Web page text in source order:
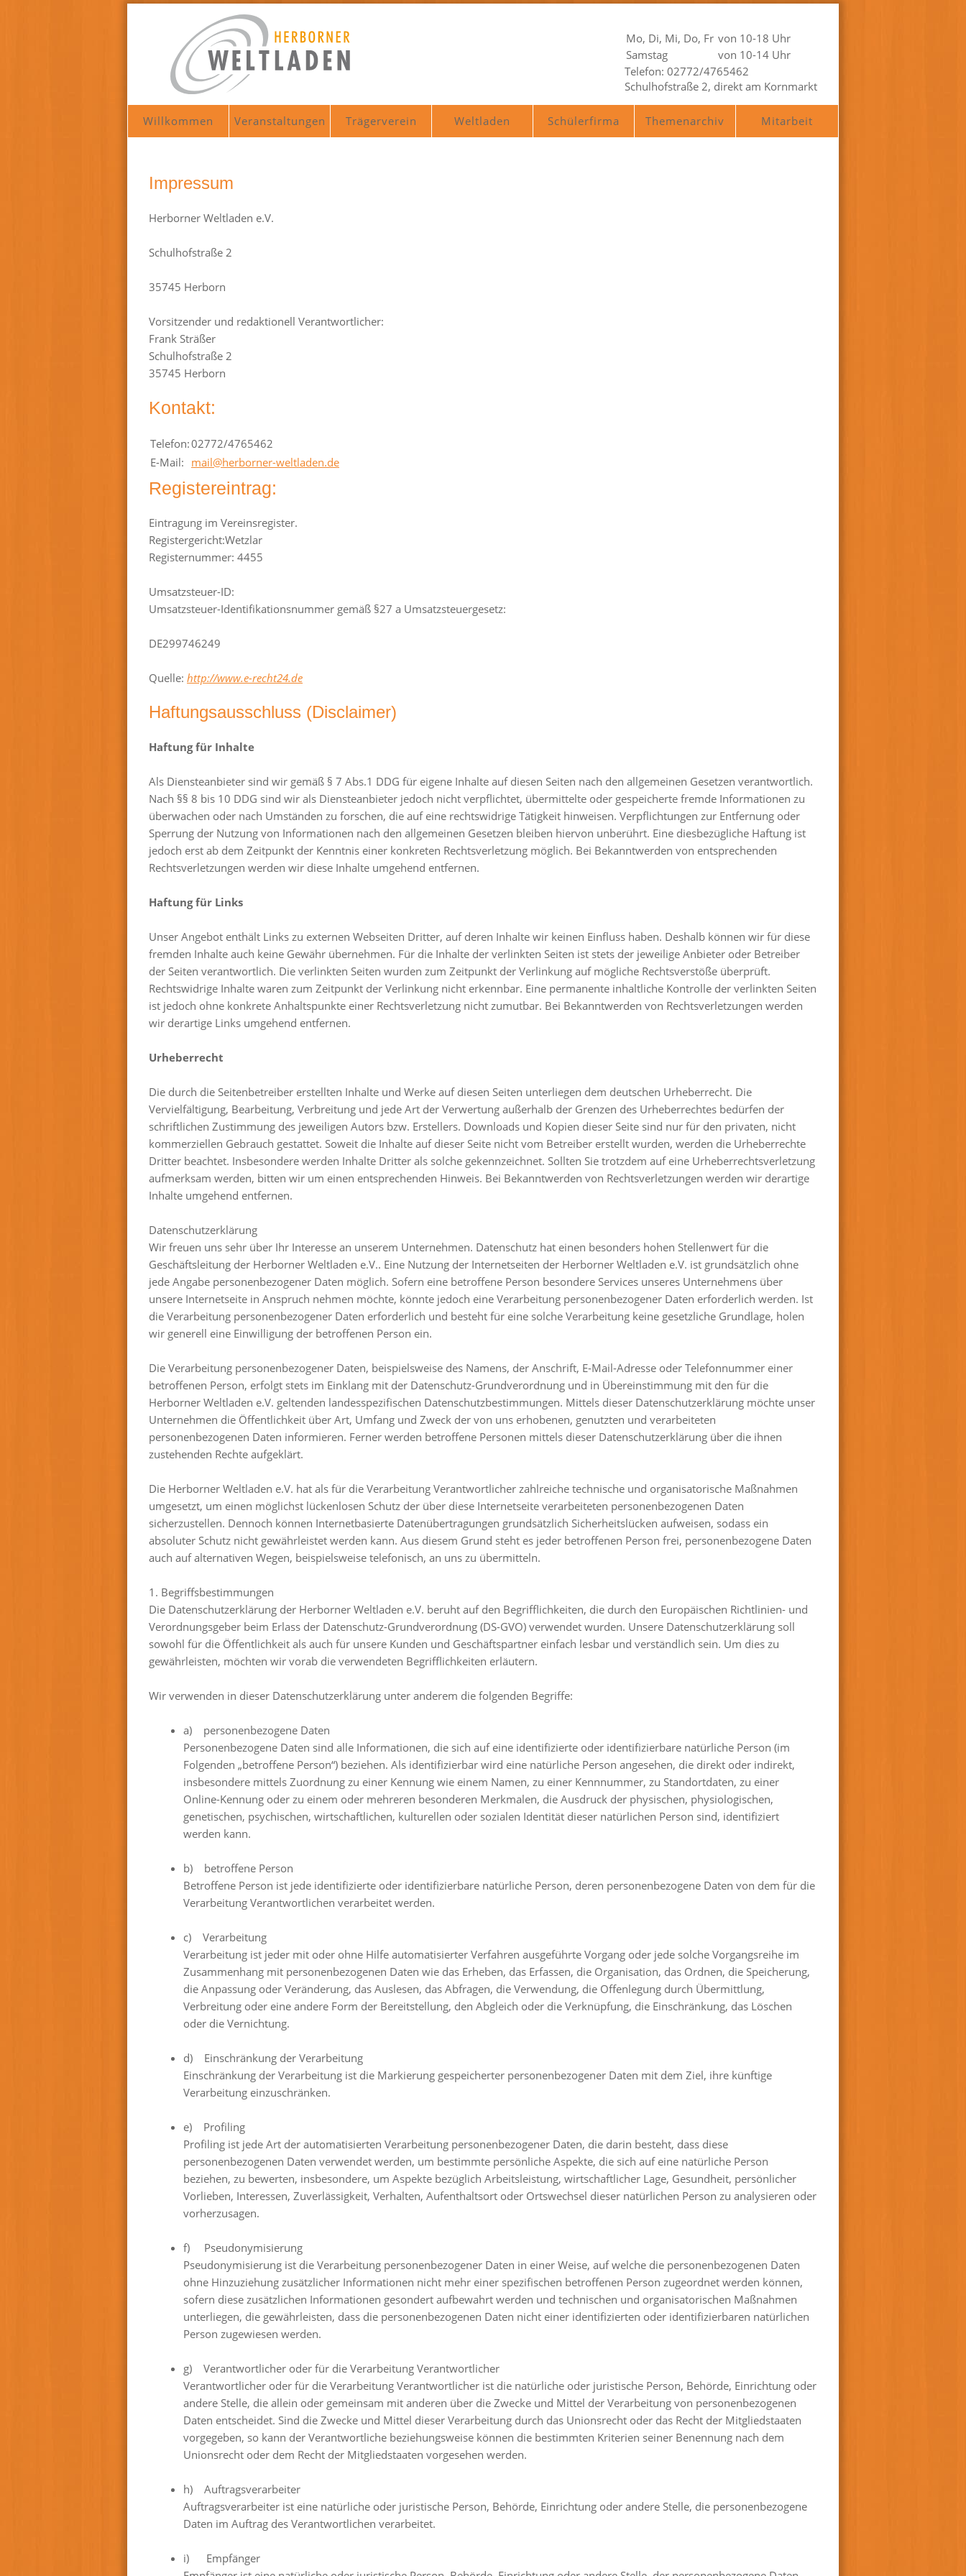
Mo, Di, Mi, Do, Fr von 10-18 Uhr
Samstag
von 10-14 Uhr
Telefon: 02772/4765462
Schulhofstraße 2, direkt am Kornmarkt
Willkommen Veranstaltungen Trägerverein Weltladen Schülerfirma Themenarchiv Mitarbeit
Impressum
Herborner Weltladen e.V.
Schulhofstraße 2
35745 Herborn
Vorsitzender und redaktionell Verantwortlicher:
Frank Sträßer
Schulhofstraße 2
35745 Herborn
Kontakt:
Telefon:02772/4765462
E-Mail: mail@herborner-weltladen.de
Registereintrag:
Eintragung im Vereinsregister.
Registergericht:Wetzlar
Registernummer: 4455
Umsatzsteuer-ID:
Umsatzsteuer-Identifikationsnummer gemäß §27 a Umsatzsteuergesetz:
DE299746249
Quelle: http://www.e-recht24.de
Haftungsausschluss (Disclaimer)
Haftung für Inhalte
Als Diensteanbieter sind wir gemäß § 7 Abs.1 DDG für eigene Inhalte auf diesen Seiten nach den allgemeinen Gesetzen verantwortlich.
Nach §§ 8 bis 10 DDG sind wir als Diensteanbieter jedoch nicht verpflichtet, übermittelte oder gespeicherte fremde Informationen zu
überwachen oder nach Umständen zu forschen, die auf eine rechtswidrige Tätigkeit hinweisen. Verpflichtungen zur Entfernung oder
Sperrung der Nutzung von Informationen nach den allgemeinen Gesetzen bleiben hiervon unberührt. Eine diesbezügliche Haftung ist
jedoch erst ab dem Zeitpunkt der Kenntnis einer konkreten Rechtsverletzung möglich. Bei Bekanntwerden von entsprechenden
Rechtsverletzungen werden wir diese Inhalte umgehend entfernen.
Haftung für Links
Unser Angebot enthält Links zu externen Webseiten Dritter, auf deren Inhalte wir keinen Einfluss haben. Deshalb können wir für diese
fremden Inhalte auch keine Gewähr übernehmen. Für die Inhalte der verlinkten Seiten ist stets der jeweilige Anbieter oder Betreiber
der Seiten verantwortlich. Die verlinkten Seiten wurden zum Zeitpunkt der Verlinkung auf mögliche Rechtsverstöße überprüft.
Rechtswidrige Inhalte waren zum Zeitpunkt der Verlinkung nicht erkennbar. Eine permanente inhaltliche Kontrolle der verlinkten Seiten
ist jedoch ohne konkrete Anhaltspunkte einer Rechtsverletzung nicht zumutbar. Bei Bekanntwerden von Rechtsverletzungen werden
wir derartige Links umgehend entfernen.
Urheberrecht
Die durch die Seitenbetreiber erstellten Inhalte und Werke auf diesen Seiten unterliegen dem deutschen Urheberrecht. Die
Vervielfältigung, Bearbeitung, Verbreitung und jede Art der Verwertung außerhalb der Grenzen des Urheberrechtes bedürfen der
schriftlichen Zustimmung des jeweiligen Autors bzw. Erstellers. Downloads und Kopien dieser Seite sind nur für den privaten, nicht
kommerziellen Gebrauch gestattet. Soweit die Inhalte auf dieser Seite nicht vom Betreiber erstellt wurden, werden die Urheberrechte
Dritter beachtet. Insbesondere werden Inhalte Dritter als solche gekennzeichnet. Sollten Sie trotzdem auf eine Urheberrechtsverletzung
aufmerksam werden, bitten wir um einen entsprechenden Hinweis. Bei Bekanntwerden von Rechtsverletzungen werden wir derartige
Inhalte umgehend entfernen.
Datenschutzerklärung
Wir freuen uns sehr über Ihr Interesse an unserem Unternehmen. Datenschutz hat einen besonders hohen Stellenwert für die
Geschäftsleitung der Herborner Weltladen e.V.. Eine Nutzung der Internetseiten der Herborner Weltladen e.V. ist grundsätzlich ohne
jede Angabe personenbezogener Daten möglich. Sofern eine betroffene Person besondere Services unseres Unternehmens über
unsere Internetseite in Anspruch nehmen möchte, könnte jedoch eine Verarbeitung personenbezogener Daten erforderlich werden. Ist
die Verarbeitung personenbezogener Daten erforderlich und besteht für eine solche Verarbeitung keine gesetzliche Grundlage, holen
wir generell eine Einwilligung der betroffenen Person ein.
Die Verarbeitung personenbezogener Daten, beispielsweise des Namens, der Anschrift, E-Mail-Adresse oder Telefonnummer einer
betroffenen Person, erfolgt stets im Einklang mit der Datenschutz-Grundverordnung und in Übereinstimmung mit den für die
Herborner Weltladen e.V. geltenden landesspezifischen Datenschutzbestimmungen. Mittels dieser Datenschutzerklärung möchte unser
Unternehmen die Öffentlichkeit über Art, Umfang und Zweck der von uns erhobenen, genutzten und verarbeiteten
personenbezogenen Daten informieren. Ferner werden betroffene Personen mittels dieser Datenschutzerklärung über die ihnen
zustehenden Rechte aufgeklärt.
Die Herborner Weltladen e.V. hat als für die Verarbeitung Verantwortlicher zahlreiche technische und organisatorische Maßnahmen
umgesetzt, um einen möglichst lückenlosen Schutz der über diese Internetseite verarbeiteten personenbezogenen Daten
sicherzustellen. Dennoch können Internetbasierte Datenübertragungen grundsätzlich Sicherheitslücken aufweisen, sodass ein
absoluter Schutz nicht gewährleistet werden kann. Aus diesem Grund steht es jeder betroffenen Person frei, personenbezogene Daten
auch auf alternativen Wegen, beispielsweise telefonisch, an uns zu übermitteln.
1. Begriffsbestimmungen
Die Datenschutzerklärung der Herborner Weltladen e.V. beruht auf den Begrifflichkeiten, die durch den Europäischen Richtlinien- und
Verordnungsgeber beim Erlass der Datenschutz-Grundverordnung (DS-GVO) verwendet wurden. Unsere Datenschutzerklärung soll
sowohl für die Öffentlichkeit als auch für unsere Kunden und Geschäftspartner einfach lesbar und verständlich sein. Um dies zu
gewährleisten, möchten wir vorab die verwendeten Begrifflichkeiten erläutern.
Wir verwenden in dieser Datenschutzerklärung unter anderem die folgenden Begriffe:
a) personenbezogene Daten
Personenbezogene Daten sind alle Informationen, die sich auf eine identifizierte oder identifizierbare natürliche Person (im
Folgenden „betroffene Person“) beziehen. Als identifizierbar wird eine natürliche Person angesehen, die direkt oder indirekt,
insbesondere mittels Zuordnung zu einer Kennung wie einem Namen, zu einer Kennnummer, zu Standortdaten, zu einer
Online-Kennung oder zu einem oder mehreren besonderen Merkmalen, die Ausdruck der physischen, physiologischen,
genetischen, psychischen, wirtschaftlichen, kulturellen oder sozialen Identität dieser natürlichen Person sind, identifiziert
werden kann.
b) betroffene Person
Betroffene Person ist jede identifizierte oder identifizierbare natürliche Person, deren personenbezogene Daten von dem für die
Verarbeitung Verantwortlichen verarbeitet werden.
c) Verarbeitung
Verarbeitung ist jeder mit oder ohne Hilfe automatisierter Verfahren ausgeführte Vorgang oder jede solche Vorgangsreihe im
Zusammenhang mit personenbezogenen Daten wie das Erheben, das Erfassen, die Organisation, das Ordnen, die Speicherung,
die Anpassung oder Veränderung, das Auslesen, das Abfragen, die Verwendung, die Offenlegung durch Übermittlung,
Verbreitung oder eine andere Form der Bereitstellung, den Abgleich oder die Verknüpfung, die Einschränkung, das Löschen
oder die Vernichtung.
d) Einschränkung der Verarbeitung
Einschränkung der Verarbeitung ist die Markierung gespeicherter personenbezogener Daten mit dem Ziel, ihre künftige
Verarbeitung einzuschränken.
e) Profiling
Profiling ist jede Art der automatisierten Verarbeitung personenbezogener Daten, die darin besteht, dass diese
personenbezogenen Daten verwendet werden, um bestimmte persönliche Aspekte, die sich auf eine natürliche Person
beziehen, zu bewerten, insbesondere, um Aspekte bezüglich Arbeitsleistung, wirtschaftlicher Lage, Gesundheit, persönlicher
Vorlieben, Interessen, Zuverlässigkeit, Verhalten, Aufenthaltsort oder Ortswechsel dieser natürlichen Person zu analysieren oder
vorherzusagen.
f) Pseudonymisierung
Pseudonymisierung ist die Verarbeitung personenbezogener Daten in einer Weise, auf welche die personenbezogenen Daten
ohne Hinzuziehung zusätzlicher Informationen nicht mehr einer spezifischen betroffenen Person zugeordnet werden können,
sofern diese zusätzlichen Informationen gesondert aufbewahrt werden und technischen und organisatorischen Maßnahmen
unterliegen, die gewährleisten, dass die personenbezogenen Daten nicht einer identifizierten oder identifizierbaren natürlichen
Person zugewiesen werden.
g) Verantwortlicher oder für die Verarbeitung Verantwortlicher
Verantwortlicher oder für die Verarbeitung Verantwortlicher ist die natürliche oder juristische Person, Behörde, Einrichtung oder
andere Stelle, die allein oder gemeinsam mit anderen über die Zwecke und Mittel der Verarbeitung von personenbezogenen
Daten entscheidet. Sind die Zwecke und Mittel dieser Verarbeitung durch das Unionsrecht oder das Recht der Mitgliedstaaten
vorgegeben, so kann der Verantwortliche beziehungsweise können die bestimmten Kriterien seiner Benennung nach dem
Unionsrecht oder dem Recht der Mitgliedstaaten vorgesehen werden.
h) Auftragsverarbeiter
Auftragsverarbeiter ist eine natürliche oder juristische Person, Behörde, Einrichtung oder andere Stelle, die personenbezogene
Daten im Auftrag des Verantwortlichen verarbeitet.
i) Empfänger